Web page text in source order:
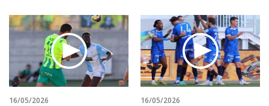
16/05/2026 16/05/2026